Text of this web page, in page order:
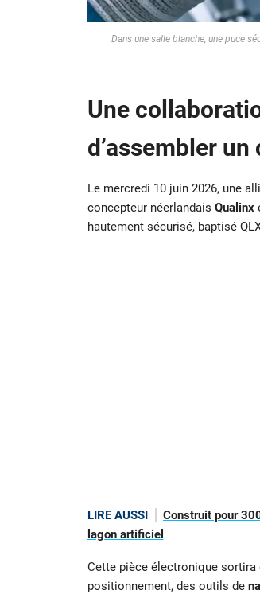
Dans une salle blanche, une puce
Une
d’assembler
Le mercredi 10 juin 2026, une
concepteur néerlandais Qualinx
hautement sécurisé, baptisé
LIRE AUSSI
Construit pour
lagon artificiel
Cette pièce électronique sortira
positionnement, des outils de